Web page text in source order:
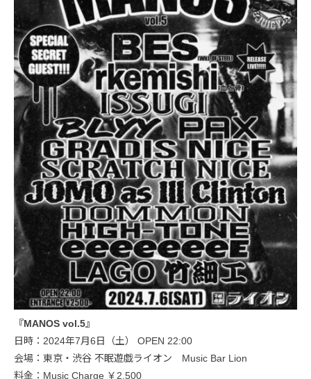
『MANOS vol.5』
日時：2024年7月6日（土） OPEN 22:00
会場：東京・渋谷 不眠遊戯ライオン Music Bar Lion
料金：Music Charge ￥2,500